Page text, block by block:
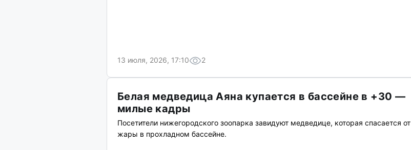
13 июля, 2026, 17:10 2
Белая медведица Аяна купается в бассейне в +30 —
милые кадры
Посетители нижегородского зоопарка завидуют медведице, которая спасается от
жары в прохладном бассейне.